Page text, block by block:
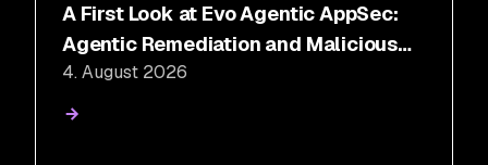
A First Look at Evo Agentic AppSec:
Agentic Remediation and Malicious
Code Defense
4. August 2026